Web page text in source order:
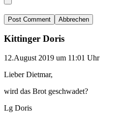
Abbrechen
Kittinger Doris
12.August 2019 um 11:01 Uhr
Lieber Dietmar,
wird das Brot geschwadet?
Lg Doris